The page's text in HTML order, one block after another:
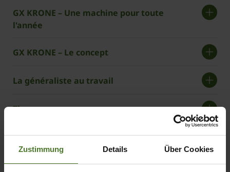
Zustimmung Details Über Cookies
GX KRONE – Une machine pour toute
l'année
GX KRONE – Le concept
La généraliste au travail
Timon
Espace de chargement
L'arrière